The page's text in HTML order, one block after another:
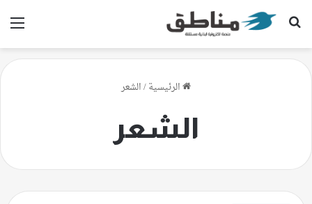
بحث عن
الرئيسية/الشعر
الشعر